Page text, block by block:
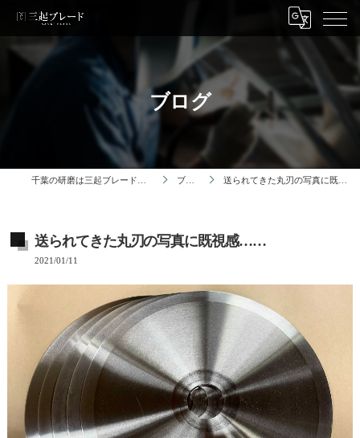
ブログ
ブログ 送られてきた丸刃の写真に既視感……
送られてきた丸刃の写真に既視感……
2021/01/11